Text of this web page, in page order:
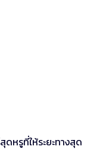
ดหรูที่ให้ระยะทางสุด